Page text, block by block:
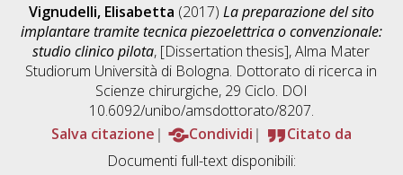
Vignudelli, Elisabetta (2017) La preparazione del sito
implantare tramite tecnica piezoelettrica o convenzionale:
studio clinico pilota, [Dissertation thesis], Alma Mater
Studiorum Università di Bologna. Dottorato di ricerca in
Scienze chirurgiche, 29 Ciclo. DOI
10.6092/unibo/amsdottorato/8207.
Salva citazione
Condividi
Citato da
Documenti full-text disponibili: